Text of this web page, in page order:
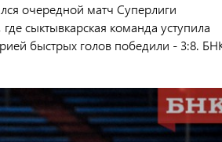
очередной матч Суперлиги
сыктывкарская команда уступила
быстрых голов победили - 3:8.